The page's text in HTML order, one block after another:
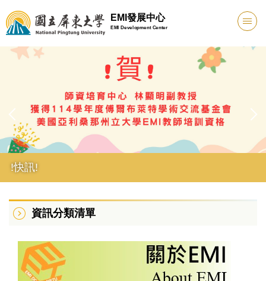
跳
到
主
要
EMI發展中心
EMI Development Center
!快訊!
資訊分類清單